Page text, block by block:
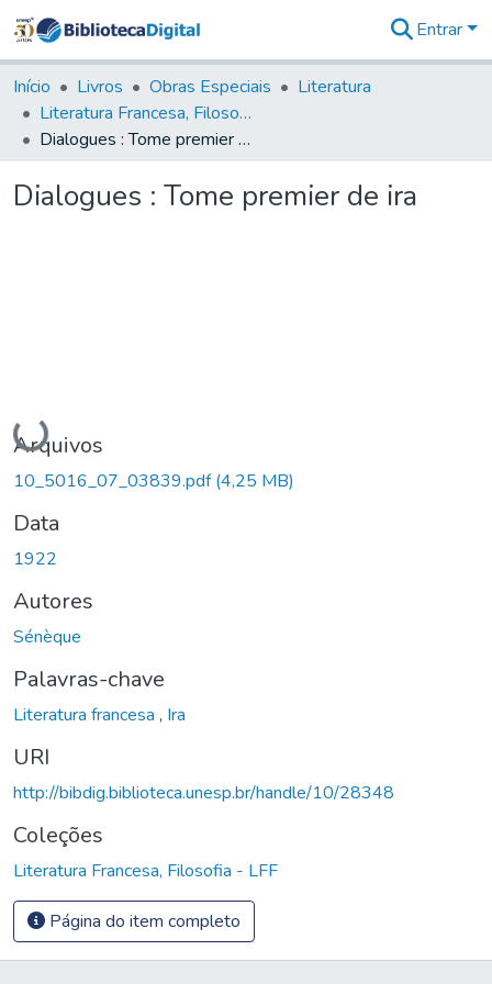
&
Coleções
Tudo na
Biblioteca
Estatísticas
Entrar
Início Livros Obras Especiais
Literatura
Literatura Francesa, Filosofia - LFF
Dialogues : Tome premier de ira
Dialogues : Tome premier de ira
Carregando...
Arquivos
10_5016_07_03839.pdf(4,25 MB)
Data
1922
Autores
Sénèque
Palavras-chave
Literatura francesa , Ira
URI
http://bibdig.biblioteca.unesp.br/handle/10/28348
Coleções
Literatura Francesa, Filosofia - LFF
Página do item completo